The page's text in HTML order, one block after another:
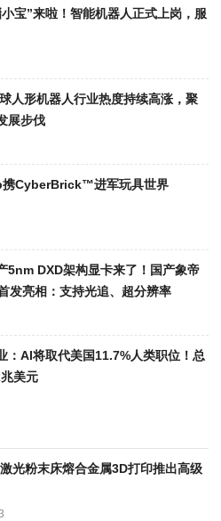
小宝”来啦！智能机器人正式上岗，服
人形机器人行业热度持续高涨，聚
展步伐
Cyber​​Brick™进军玩具世界
5nm DXD架构显卡来了！国产象帝
发亮相：支持光追、超分辨率
：AI将取代美国11.7%人类职位！总
美元
光粉末床熔合金属3D打印推出高级